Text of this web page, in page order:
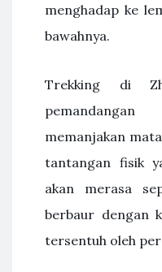
menghadap ke
bawahnya.
Trekking di
memanjakan
tantangan fisik
akan merasa
berbaur dengan
tersentuh oleh